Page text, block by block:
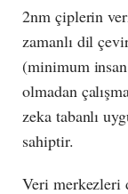
2nm çiplerin
zamanlı dil
(minimum
olmadan
zeka tabanlı
sahiptir.
Veri merkezleri